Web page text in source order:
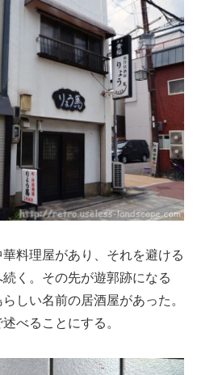
料理屋があり、それを避ける
く。その先が遊郭跡になる
しい名前の居酒屋があった。
べることにする。